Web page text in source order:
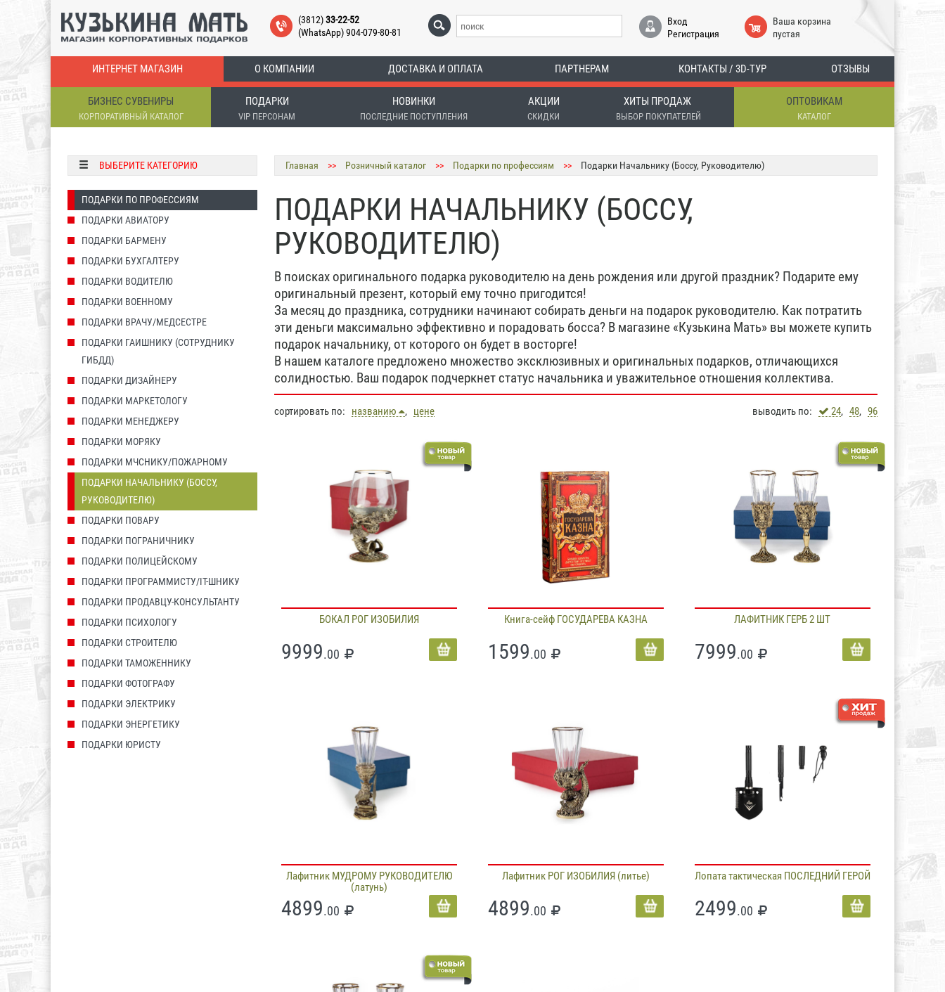
(3812)33-22-52
(WhatsApp) 904-079-80-81
Вход
Регистрация
Ваша корзина
пустая
ИНТЕРНЕТ МАГАЗИН О КОМПАНИИ ДОСТАВКА И ОПЛАТА ПАРТНЕРАМ КОНТАКТЫ / 3D-ТУР ОТЗЫВЫ
БИЗНЕС СУВЕНИРЫ
КОРПОРАТИВНЫЙ КАТАЛОГ
ПОДАРКИ
VIP ПЕРСОНАМ
НОВИНКИ
ПОСЛЕДНИЕ ПОСТУПЛЕНИЯ
АКЦИИ
СКИДКИ
ХИТЫ ПРОДАЖ
ВЫБОР ПОКУПАТЕЛЕЙ
ОПТОВИКАМ
КАТАЛОГ
ВЫБЕРИТЕ КАТЕГОРИЮ
ПОДАРКИ ПО ПРОФЕССИЯМ
ПОДАРКИ АВИАТОРУ
ПОДАРКИ БАРМЕНУ
ПОДАРКИ БУХГАЛТЕРУ
ПОДАРКИ ВОДИТЕЛЮ
ПОДАРКИ ВОЕННОМУ
ПОДАРКИ ВРАЧУ/МЕДСЕСТРЕ
ПОДАРКИ ГАИШНИКУ (СОТРУДНИКУ
ГИБДД)
ПОДАРКИ ДИЗАЙНЕРУ
ПОДАРКИ МАРКЕТОЛОГУ
ПОДАРКИ МЕНЕДЖЕРУ
ПОДАРКИ МОРЯКУ
ПОДАРКИ МЧСНИКУ/ПОЖАРНОМУ
ПОДАРКИ НАЧАЛЬНИКУ (БОССУ,
РУКОВОДИТЕЛЮ)
ПОДАРКИ ПОВАРУ
ПОДАРКИ ПОГРАНИЧНИКУ
ПОДАРКИ ПОЛИЦЕЙСКОМУ
ПОДАРКИ ПРОГРАММИСТУ/IT-ШНИКУ
ПОДАРКИ ПРОДАВЦУ-КОНСУЛЬТАНТУ
ПОДАРКИ ПСИХОЛОГУ
ПОДАРКИ СТРОИТЕЛЮ
ПОДАРКИ ТАМОЖЕННИКУ
ПОДАРКИ ФОТОГРАФУ
ПОДАРКИ ЭЛЕКТРИКУ
ПОДАРКИ ЭНЕРГЕТИКУ
ПОДАРКИ ЮРИСТУ
Главная >> Розничный каталог >> Подарки по профессиям >> Подарки Начальнику (Боссу, Руководителю)
ПОДАРКИ НАЧАЛЬНИКУ (БОССУ,
РУКОВОДИТЕЛЮ)
В поисках оригинального подарка руководителю на день рождения или другой праздник? Подарите ему
оригинальный презент, который ему точно пригодится!
За месяц до праздника, сотрудники начинают собирать деньги на подарок руководителю. Как потратить
эти деньги максимально эффективно и порадовать босса? В магазине «Кузькина Мать» вы можете купить
подарок начальнику, от которого он будет в восторге!
В нашем каталоге предложено множество эксклюзивных и оригинальных подарков, отличающихся
солидностью. Ваш подарок подчеркнет статус начальника и уважительное отношения коллектива.
сортировать по: названию , цене выводить по: 24, 48, 96
БОКАЛ РОГ ИЗОБИЛИЯ
9999.00
Книга-сейф ГОСУДАРЕВА КАЗНА
1599.00
ЛАФИТНИК ГЕРБ 2 ШТ
7999.00
Лафитник МУДРОМУ РУКОВОДИТЕЛЮ
(латунь)
4899.00
Лафитник РОГ ИЗОБИЛИЯ (литье)
4899.00
Лопата тактическая ПОСЛЕДНИЙ ГЕРОЙ
2499.00